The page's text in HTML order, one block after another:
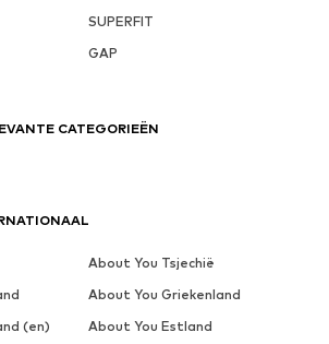
SUPERFIT
GAP
CATEGORIEËN
About You Tsjechië
About You Griekenland
(en)
About You Estland